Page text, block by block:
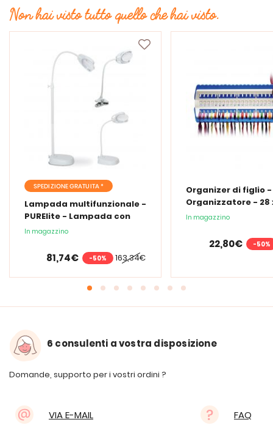
Non hai visto tutto quello che hai visto.
SPEDIZIONE GRATUITA *
Lampada multifunzionale -
PURElite - Lampada con
lente d'ingrandimento
In magazzino
163,34€
81,74€ -50%
Organizer di figlio -
Organizzatore - 28
cm
In magazzino
22,80€ -50%
6 consulenti a vostra disposizione
Domande, supporto per i vostri ordini ?
VIA E-MAIL FAQ